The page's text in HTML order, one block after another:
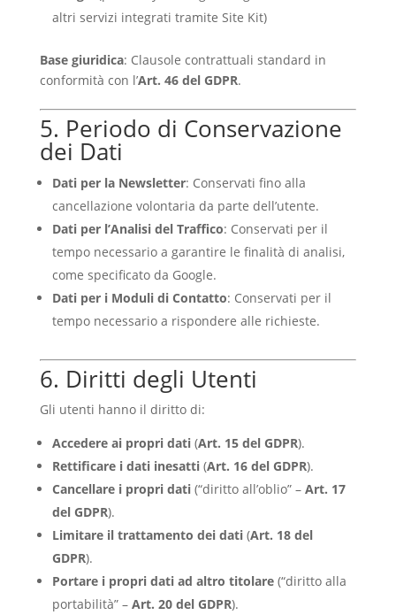
altri servizi integrati tramite Site Kit)
Base giuridica: Clausole contrattuali standard in
conformità con l’Art. 46 del GDPR.
5. Periodo di Conservazione
dei Dati
Dati per la Newsletter: Conservati fino alla
cancellazione volontaria da parte dell’utente.
Dati per l’Analisi del Traffico: Conservati per il
tempo necessario a garantire le finalità di analisi,
come specificato da Google.
Dati per i Moduli di Contatto: Conservati per il
tempo necessario a rispondere alle richieste.
6. Diritti degli Utenti
Gli utenti hanno il diritto di:
Accedere ai propri dati(Art. 15 del GDPR).
Rettificare i dati inesatti(Art. 16 del GDPR).
Cancellare i propri dati(“diritto all’oblio” – Art. 17
del GDPR).
Limitare il trattamento dei dati(Art. 18 del
GDPR).
Portare i propri dati ad altro titolare(“diritto alla
portabilità” – Art. 20 del GDPR).